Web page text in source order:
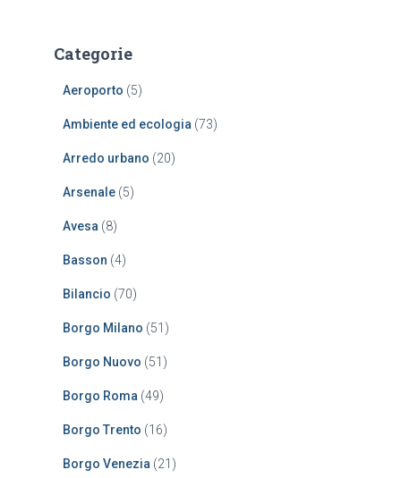
c
Categorie
Aeroporto (5)
Ambiente ed ecologia (73)
Arredo urbano (20)
Arsenale (5)
Avesa (8)
Basson (4)
Bilancio (70)
Borgo Milano (51)
Borgo Nuovo (51)
Borgo Roma (49)
Borgo Trento (16)
Borgo Venezia (21)